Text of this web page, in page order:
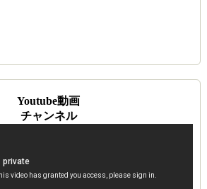
Youtube動画
チャンネル